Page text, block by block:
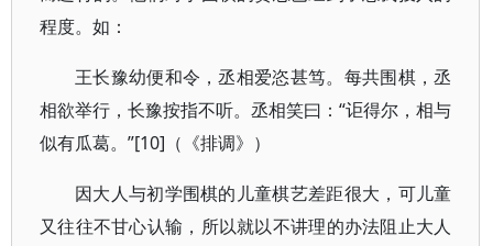
程度。如：
王长豫幼便和令，丞相爱恣甚笃。每共围棋，丞
相欲举行，长豫按指不听。丞相笑曰：“讵得尔，相与
似有瓜葛。”[10]（《排调》）
因大人与初学围棋的儿童棋艺差距很大，可儿童
又往往不甘心认输，所以就以不讲理的办法阻止大人